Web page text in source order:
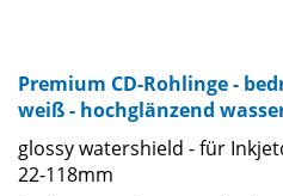
Premium CD-Rohlinge -
weiß - hochglänzend
glossy watershield - für
22-118mm